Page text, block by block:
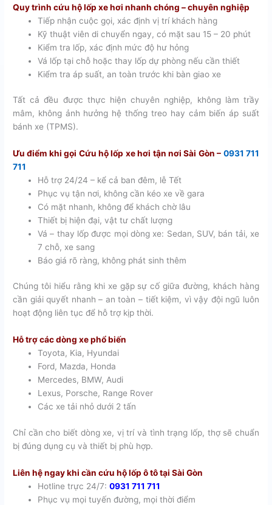
Quy trình cứu hộ lốp xe hơi nhanh chóng – chuyên nghiệp
Tiếp nhận cuộc gọi, xác định vị trí khách hàng
Kỹ thuật viên di chuyển ngay, có mặt sau 15 – 20 phút
Kiểm tra lốp, xác định mức độ hư hỏng
Vá lốp tại chỗ hoặc thay lốp dự phòng nếu cần thiết
Kiểm tra áp suất, an toàn trước khi bàn giao xe
Tất cả đều được thực hiện chuyên nghiệp, không làm trầy
mâm, không ảnh hưởng hệ thống treo hay cảm biến áp suất
bánh xe (TPMS).
Ưu điểm khi gọi Cứu hộ lốp xe hơi tận nơi Sài Gòn – 0931 711
711
Hỗ trợ 24/24 – kể cả ban đêm, lễ Tết
Phục vụ tận nơi, không cần kéo xe về gara
Có mặt nhanh, không để khách chờ lâu
Thiết bị hiện đại, vật tư chất lượng
Vá – thay lốp được mọi dòng xe: Sedan, SUV, bán tải, xe
7 chỗ, xe sang
Báo giá rõ ràng, không phát sinh thêm
Chúng tôi hiểu rằng khi xe gặp sự cố giữa đường, khách hàng
cần giải quyết nhanh – an toàn – tiết kiệm, vì vậy đội ngũ luôn
hoạt động liên tục để hỗ trợ kịp thời.
Hỗ trợ các dòng xe phổ biến
Toyota, Kia, Hyundai
Ford, Mazda, Honda
Mercedes, BMW, Audi
Lexus, Porsche, Range Rover
Các xe tải nhỏ dưới 2 tấn
Chỉ cần cho biết dòng xe, vị trí và tình trạng lốp, thợ sẽ chuẩn
bị đúng dụng cụ và thiết bị phù hợp.
Liên hệ ngay khi cần cứu hộ lốp ô tô tại Sài Gòn
Hotline trực 24/7:0931 711 711
Phục vụ mọi tuyến đường, mọi thời điểm